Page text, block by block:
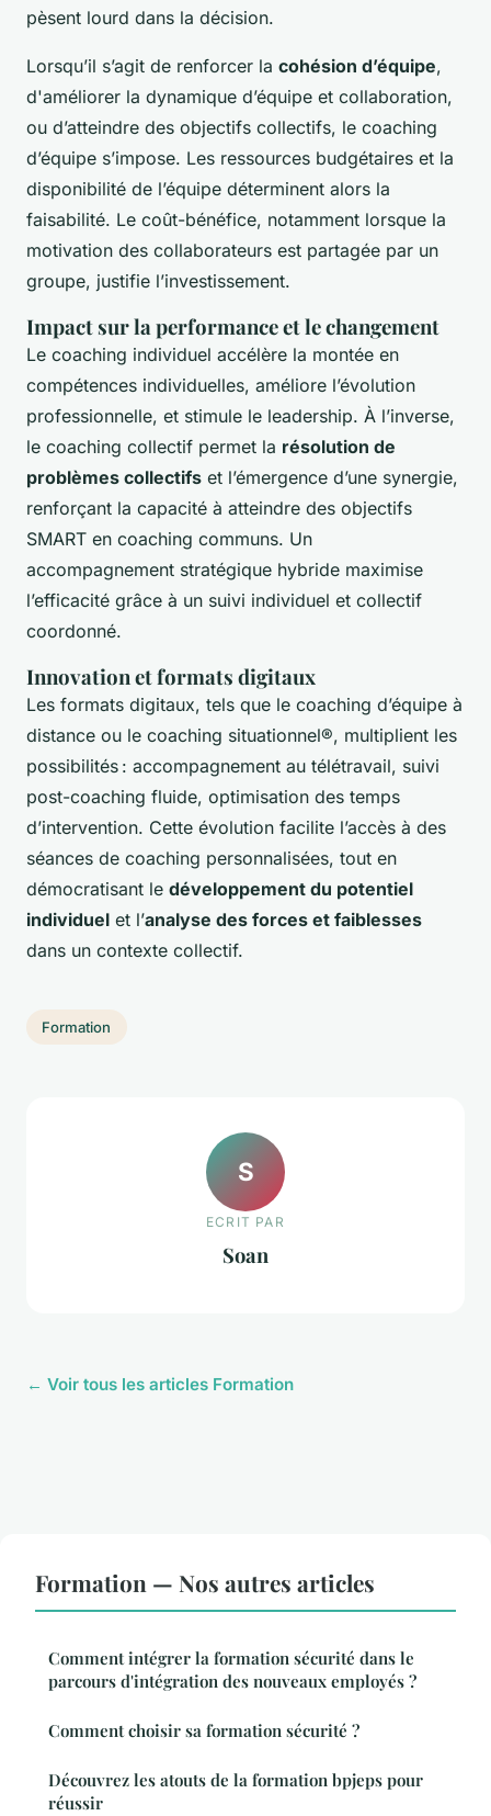
pèsent lourd dans la décision.
Lorsqu’il s’agit de renforcer la cohésion d’équipe,
d'améliorer la dynamique d’équipe et collaboration,
ou d’atteindre des objectifs collectifs, le coaching
d’équipe s’impose. Les ressources budgétaires et la
disponibilité de l’équipe déterminent alors la
faisabilité. Le coût-bénéfice, notamment lorsque la
motivation des collaborateurs est partagée par un
groupe, justifie l’investissement.
Impact sur la performance et le changement
Le coaching individuel accélère la montée en
compétences individuelles, améliore l’évolution
professionnelle, et stimule le leadership. À l’inverse,
le coaching collectif permet la résolution de
problèmes collectifs et l’émergence d’une synergie,
renforçant la capacité à atteindre des objectifs
SMART en coaching communs. Un
accompagnement stratégique hybride maximise
l’efficacité grâce à un suivi individuel et collectif
coordonné.
Innovation et formats digitaux
Les formats digitaux, tels que le coaching d’équipe à
distance ou le coaching situationnel®, multiplient les
possibilités : accompagnement au télétravail, suivi
post-coaching fluide, optimisation des temps
d’intervention. Cette évolution facilite l’accès à des
séances de coaching personnalisées, tout en
démocratisant le développement du potentiel
individuel et l’analyse des forces et faiblesses
dans un contexte collectif.
Formation
S
ECRIT PAR
Soan
← Voir tous les articles Formation
Formation — Nos autres articles
Comment intégrer la formation sécurité dans le
parcours d'intégration des nouveaux employés ?
Comment choisir sa formation sécurité ?
Découvrez les atouts de la formation bpjeps pour
réussir